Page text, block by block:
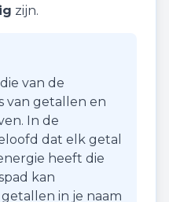
zijn.
van de
van getallen en
In de
dat elk getal
heeft die
kan
in je naam